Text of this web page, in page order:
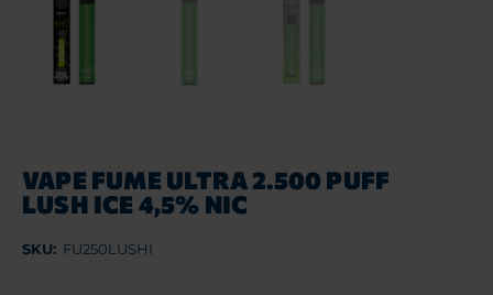
VAPE FUME ULTRA 2.500 PUFF
LUSH ICE 4,5% NIC
SKU: FU250LUSHI